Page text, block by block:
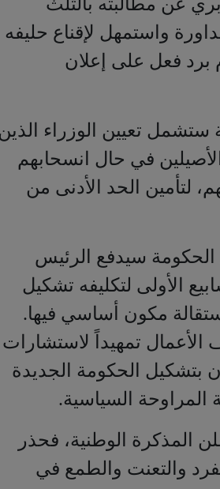
تعيين الوزراء الذين
في حال انسحابهم
لتأمين الحد الأدنى من
الحكومة سيدفع الرئيس
الأولى لتكليفه تشكيل
مكون أساسي فيها.
تمهيداً لاستشارات
بتشكيل الحكومة الجديدة
السياسية.
المذكرة الوطنية، فحذر
والتعنت والطمع في
الإيجابي وتناولت عنوان
والدولية» كما نص عليه